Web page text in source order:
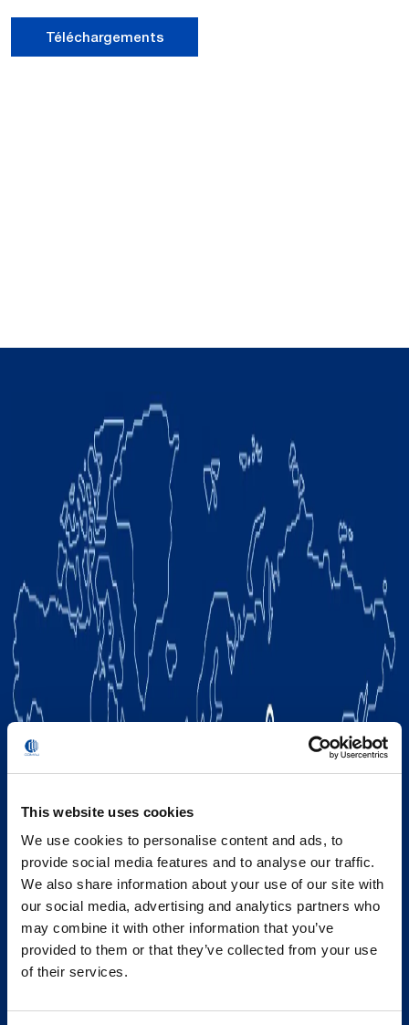
This website uses cookies
We use cookies to personalise content and ads, to
provide social media features and to analyse our traffic.
We also share information about your use of our site with
our social media, advertising and analytics partners who
may combine it with other information that you’ve
provided to them or that they’ve collected from your use
of their services.
Téléchargements